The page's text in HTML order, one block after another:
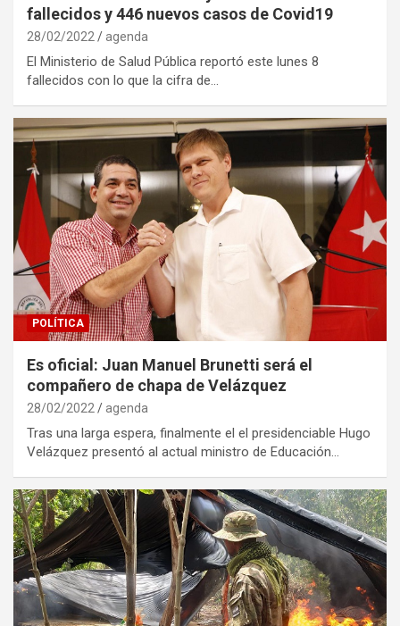
fallecidos y 446 nuevos casos de Covid19
28/02/2022 agenda
El Ministerio de Salud Pública reportó este lunes 8
fallecidos con lo que la cifra de…
POLÍTICA
Es oficial: Juan Manuel Brunetti será el
compañero de chapa de Velázquez
28/02/2022 agenda
Tras una larga espera, finalmente el el presidenciable Hugo
Velázquez presentó al actual ministro de Educación…